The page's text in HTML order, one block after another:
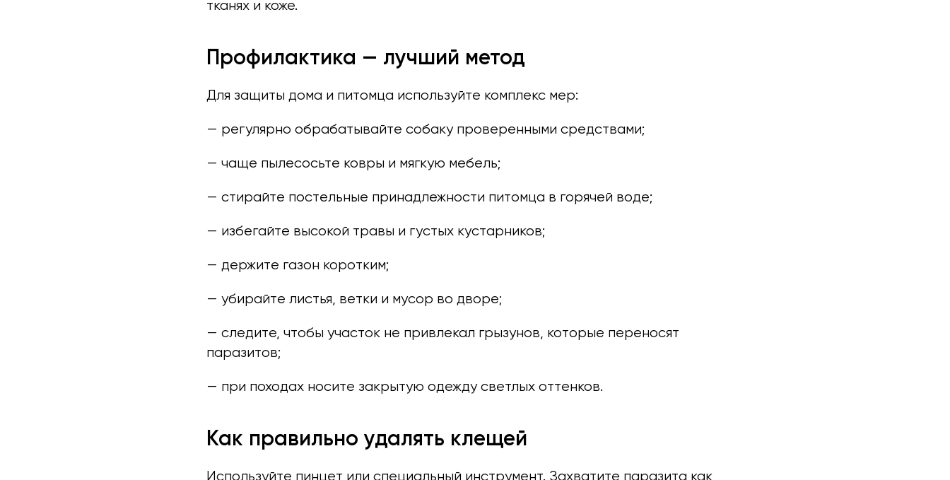
тканях и коже.
Профилактика — лучший метод
Для защиты дома и питомца используйте комплекс мер:
— регулярно обрабатывайте собаку проверенными средствами;
— чаще пылесосьте ковры и мягкую мебель;
— стирайте постельные принадлежности питомца в горячей воде;
— избегайте высокой травы и густых кустарников;
— держите газон коротким;
— убирайте листья, ветки и мусор во дворе;
— следите, чтобы участок не привлекал грызунов, которые переносят
паразитов;
— при походах носите закрытую одежду светлых оттенков.
Как правильно удалять клещей
Используйте пинцет или специальный инструмент. Захватите паразита как